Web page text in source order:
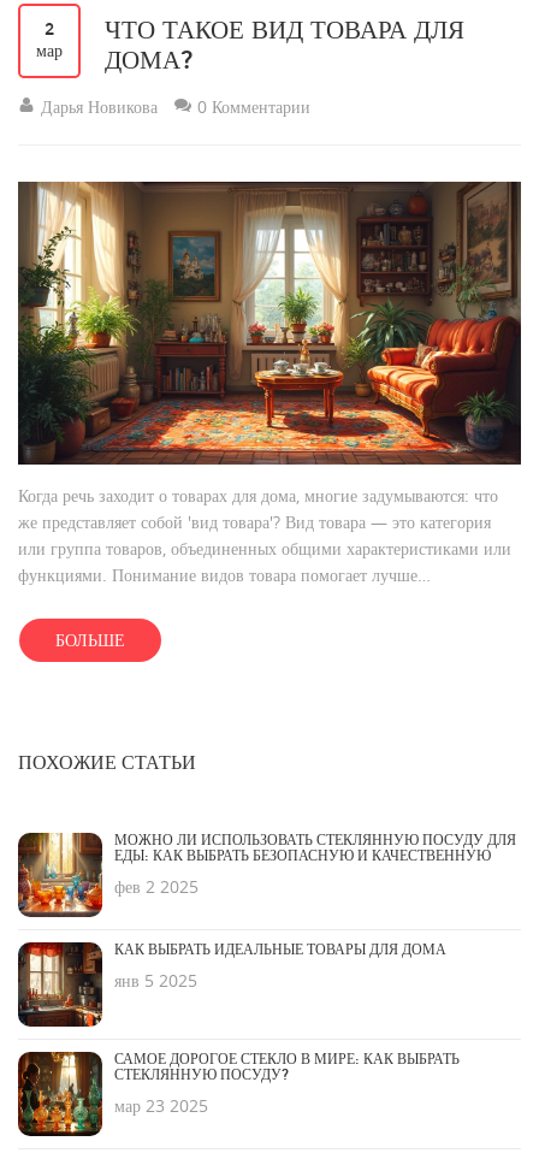
2
мар
ЧТО ТАКОЕ ВИД ТОВАРА ДЛЯ
ДОМА?
Дарья Новикова 0 Комментарии
Когда речь заходит о товарах для дома, многие задумываются: что
же представляет собой 'вид товара'? Вид товара — это категория
или группа товаров, объединенных общими характеристиками или
функциями. Понимание видов товара помогает лучше
покупки. В статье мы рассмотрим, какие бывают виды товаров для
дома и как правильно выбирать среди них.
БОЛЬШЕ
ПОХОЖИЕ СТАТЬИ
МОЖНО ЛИ ИСПОЛЬЗОВАТЬ СТЕКЛЯННУЮ ПОСУДУ ДЛЯ
ЕДЫ: КАК ВЫБРАТЬ БЕЗОПАСНУЮ И КАЧЕСТВЕННУЮ
фев 2 2025
КАК ВЫБРАТЬ ИДЕАЛЬНЫЕ ТОВАРЫ ДЛЯ ДОМА
янв 5 2025
САМОЕ ДОРОГОЕ СТЕКЛО В МИРЕ: КАК ВЫБРАТЬ
СТЕКЛЯННУЮ ПОСУДУ?
мар 23 2025